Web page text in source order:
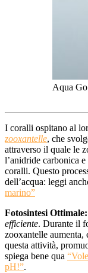
Aqua
I coralli ospitano al
zooxantelle, che
attraverso il quale le
l’anidride carbonica e
coralli. Questo
dell’acqua: leggi
marino”
Fotosintesi Ottimale:
efficiente. Durante il
zooxantelle
questa attività,
spiega bene qua
pH!”.